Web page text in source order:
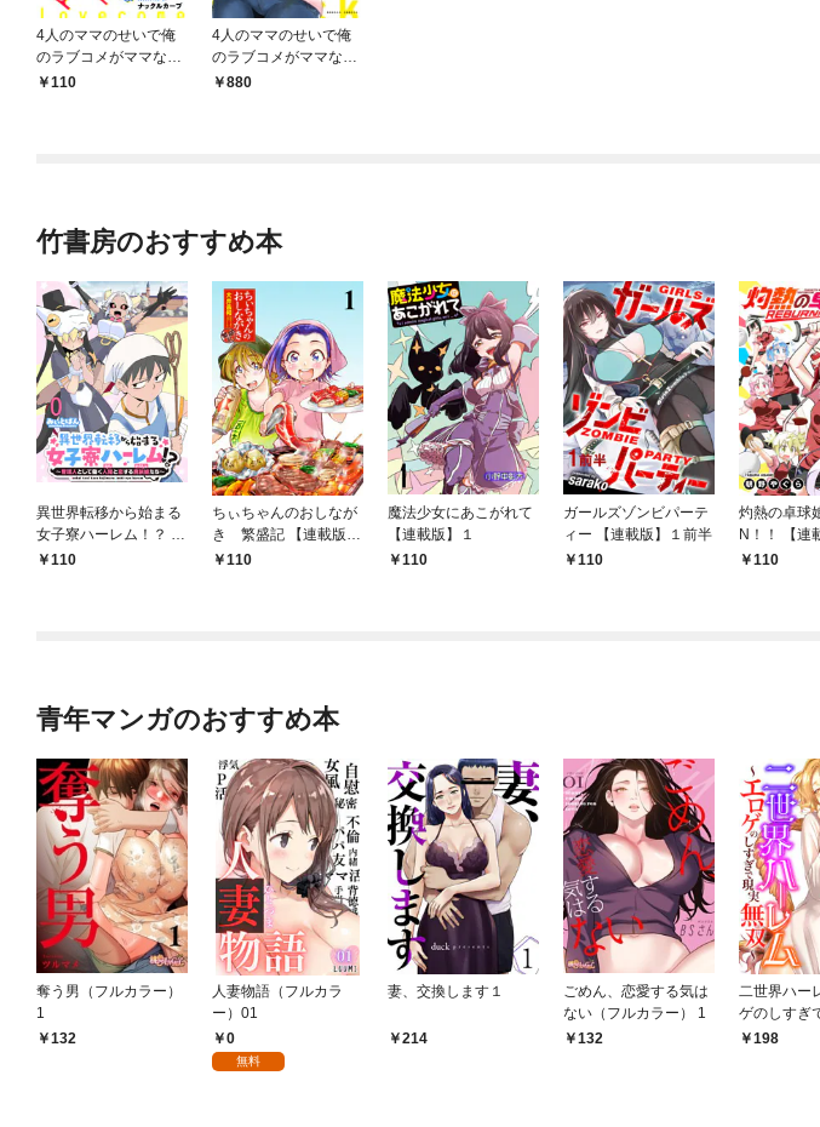
4人のママのせいで俺
のラブコメがママなら
ない 【連載版】１前半
110
4人のママのせいで俺
のラブコメがママなら
ない (1)
880
竹書房のおすすめ本
異世界転移から始まる
女子寮ハーレム！？ ～
管理人として働く人間
110
ちぃちゃんのおしなが
き 繁盛記 【連載版】
１110
魔法少女にあこがれて
【連載版】１
110
ガールズゾンビパーテ
ィー 【連載版】１前半
110
灼熱の卓球
N！！ 【連
①110
青年マンガのおすすめ本
奪う男（フルカラー）
1
132
人妻物語（フルカラ
ー）01
0
無料
妻、交換します１
214
ごめん、恋愛する気は
ない（フルカラー） 1
132
二世界ハー
ゲのしすぎ
～１198